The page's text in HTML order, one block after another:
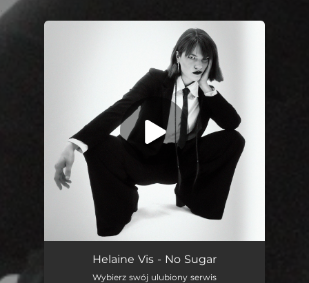
No SugarHelaine Vis - No Sugar
Wybierz swój ulubiony serwis